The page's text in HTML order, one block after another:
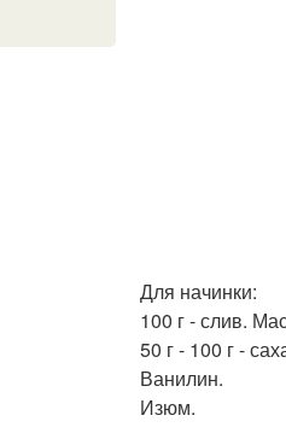
Для начинки:
100 г - слив.
50 г - 100 г -
Ванилин.
Изюм.